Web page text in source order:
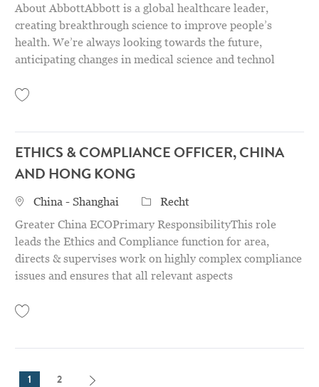
About AbbottAbbott is a global healthcare leader,
creating breakthrough science to improve people’s
health. We’re always looking towards the future,
anticipating changes in medical science and technol
ETHICS & COMPLIANCE OFFICER, CHINA
AND HONG KONG
STANDORT
China - Shanghai Category
Recht
Greater China ECOPrimary ResponsibilityThis role
leads the Ethics and Compliance function for area,
directs & supervises work on highly complex compliance
issues and ensures that all relevant aspects
1 2